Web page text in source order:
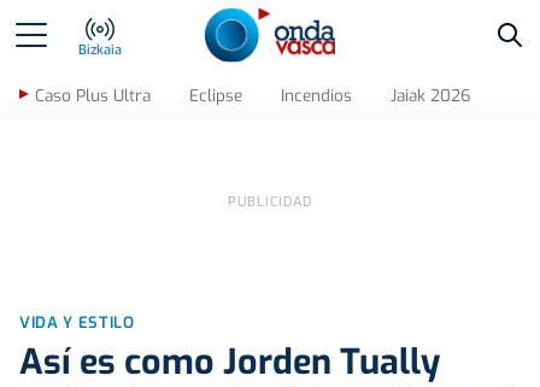
Bizkaia
Caso Plus Ultra Eclipse Incendios Jaiak 2026
VIDA Y ESTILO
Así es como Jorden Tually